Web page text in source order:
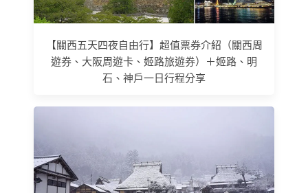
【關西五天四夜自由行】超值票券介紹（關西周
遊券、大阪周遊卡、姬路旅遊券）＋姬路、明
石、神戶一日行程分享